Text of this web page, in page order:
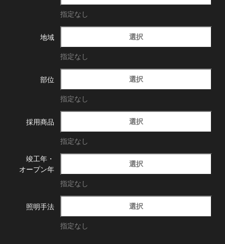
指定なし
地域 選択
指定なし
部位 選択
指定なし
採用商品 選択
指定なし
竣工年・
オープン年
選択
指定なし
照明手法 選択
指定なし